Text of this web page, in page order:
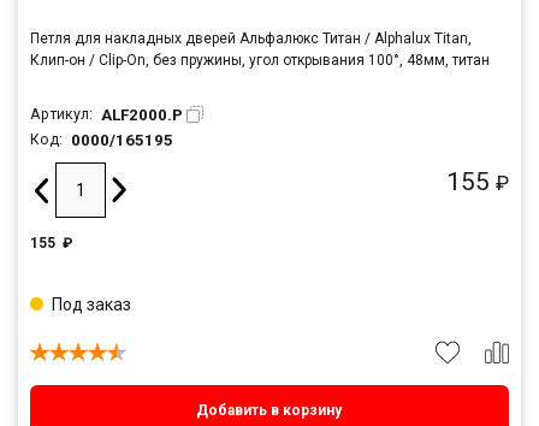
Петля для накладных дверей Альфалюкс Титан / Alphalux Titan,
Клип-он / Clip-On, без пружины, угол открывания 100°, 48мм, титан
Артикул: ALF2000.P
Код: 0000/165195
155 ₽
155 ₽
Добавить в корзину
Под заказ